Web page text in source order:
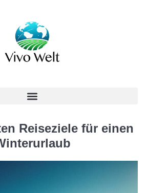
Reiseziele für einen